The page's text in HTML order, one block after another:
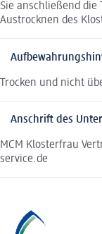
Sie anschließend die
Austrocknen des
Trocken und nicht
Anschrift des
MCM Klosterfrau
service.de